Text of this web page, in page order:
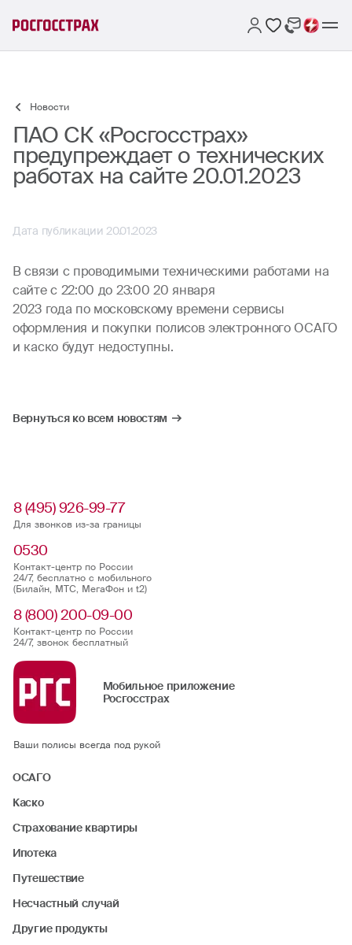
Новости
ПАО СК «Росгосстрах»
предупреждает о технических
работах на сайте 20.01.2023
Дата публикации 20.01.2023
В связи с проводимыми техническими работами на
сайте с 22:00 до 23:00 20 января
2023 года по московскому времени сервисы
оформления и покупки полисов электронного ОСАГО
и каско будут недоступны.
Вернуться ко всем новостям
8 (495) 926-99-77
Для звонков из-за границы
0530
Контакт-центр по России
24/7, бесплатно с мобильного
(Билайн, МТС, МегаФон и t2)
8 (800) 200-09-00
Контакт-центр по России
24/7, звонок бесплатный
Мобильное приложение
Росгосстрах
Ваши полисы всегда под рукой
ОСАГО
Каско
Страхование квартиры
Ипотека
Путешествие
Несчастный случай
Другие продукты